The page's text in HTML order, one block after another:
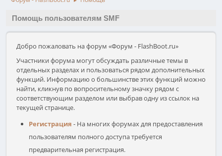
Помощь пользователям SMF
Добро пожаловать на форум «Форум - FlashBoot.ru»
Участники форума могут обсуждать различные темы в
отдельных разделах и пользоваться рядом дополнительных
функций. Информацию о большинстве этих функций можно
найти, кликнув по вопросительному значку рядом с
соответствующим разделом или выбрав одну из ссылок на
текущей странице.
Регистрация - На многих форумах для предоставления
пользователям полного доступа требуется
предварительная регистрация.